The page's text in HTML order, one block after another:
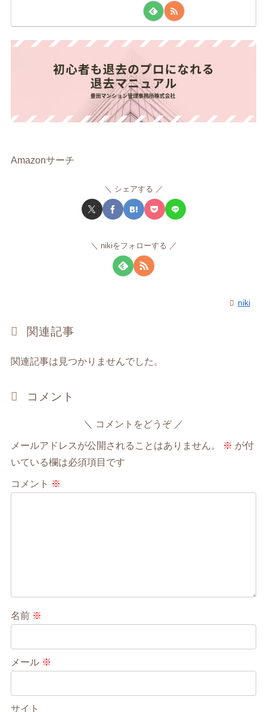
Amazonサーチ
シェアする
nikiをフォローする
niki
関連記事
関連記事は見つかりませんでした。
コメント
コメントをどうぞ
メールアドレスが公開されることはありません。 ※ が付
いている欄は必須項目です
コメント ※
名前 ※
メール ※
サイト